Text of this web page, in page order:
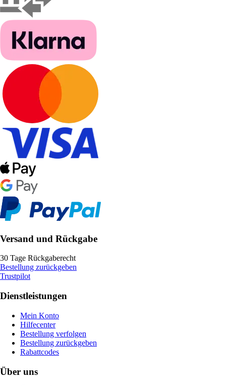
Versand und Rückgabe
30 Tage Rückgaberecht
Bestellung zurückgeben
Trustpilot
Dienstleistungen
Mein Konto
Hilfecenter
Bestellung verfolgen
Bestellung zurückgeben
Rabattcodes
Über uns